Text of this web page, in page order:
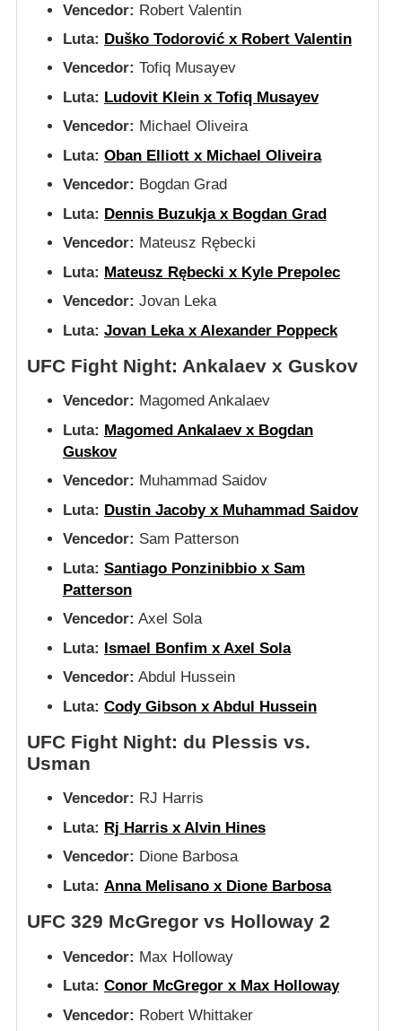
Vencedor: Robert Valentin
Luta: Duško Todorović x Robert Valentin
Vencedor: Tofiq Musayev
Luta: Ludovit Klein x Tofiq Musayev
Vencedor: Michael Oliveira
Luta: Oban Elliott x Michael Oliveira
Vencedor: Bogdan Grad
Luta: Dennis Buzukja x Bogdan Grad
Vencedor: Mateusz Rębecki
Luta: Mateusz Rębecki x Kyle Prepolec
Vencedor: Jovan Leka
Luta: Jovan Leka x Alexander Poppeck
UFC Fight Night: Ankalaev x Guskov
Vencedor: Magomed Ankalaev
Luta: Magomed Ankalaev x Bogdan
Guskov
Vencedor: Muhammad Saidov
Luta: Dustin Jacoby x Muhammad Saidov
Vencedor: Sam Patterson
Luta: Santiago Ponzinibbio x Sam
Patterson
Vencedor: Axel Sola
Luta: Ismael Bonfim x Axel Sola
Vencedor: Abdul Hussein
Luta: Cody Gibson x Abdul Hussein
UFC Fight Night: du Plessis vs.
Usman
Vencedor: RJ Harris
Luta: Rj Harris x Alvin Hines
Vencedor: Dione Barbosa
Luta: Anna Melisano x Dione Barbosa
UFC 329 McGregor vs Holloway 2
Vencedor: Max Holloway
Luta: Conor McGregor x Max Holloway
Vencedor: Robert Whittaker